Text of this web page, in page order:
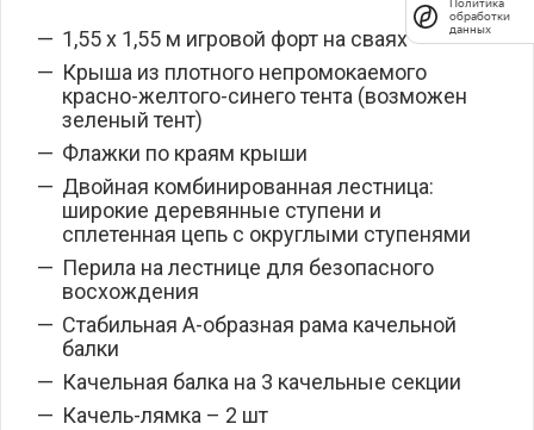
1,55 х 1,55 м игровой форт на сваях
Крыша из плотного непромокаемого
красно-желтого-синего тента (возможен
зеленый тент)
Флажки по краям крыши
Двойная комбинированная лестница:
широкие деревянные ступени и
сплетенная цепь с округлыми ступенями
Перила на лестнице для безопасного
восхождения
Стабильная А-образная рама качельной
балки
Качельная балка на 3 качельные секции
Качель-лямка – 2 шт
Политика
обработки
данных